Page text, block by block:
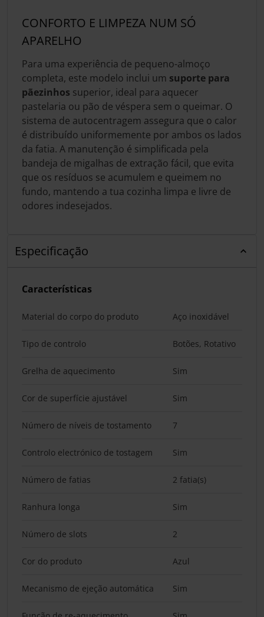
CONFORTO E LIMPEZA NUM SÓ
APARELHO
Para uma experiência de pequeno-almoço
completa, este modelo inclui um suporte para
pãezinhos superior, ideal para aquecer
pastelaria ou pão de véspera sem o queimar. O
sistema de autocentragem assegura que o calor
é distribuído uniformemente por ambos os lados
da fatia. A manutenção é simplificada pela
bandeja de migalhas de extração fácil, que evita
que os resíduos se acumulem e queimem no
fundo, mantendo a tua cozinha limpa e livre de
odores indesejados.
Especificação
Características
Material do corpo do produto Aço inoxidável
Tipo de controlo Botões, Rotativo
Grelha de aquecimento Sim
Cor de superfície ajustável Sim
Número de níveis de tostamento 7
Controlo electrónico de tostagem Sim
Número de fatias 2 fatia(s)
Ranhura longa Sim
Número de slots 2
Cor do produto Azul
Mecanismo de ejeção automática Sim